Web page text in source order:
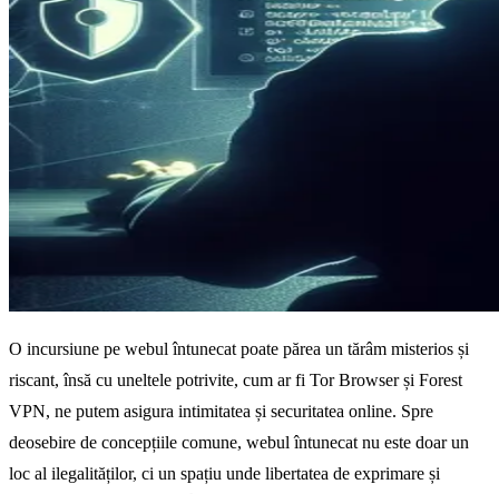
O incursiune pe webul întunecat poate părea un tărâm misterios și
riscant, însă cu uneltele potrivite, cum ar fi Tor Browser și Forest
VPN, ne putem asigura intimitatea și securitatea online. Spre
deosebire de concepțiile comune, webul întunecat nu este doar un
loc al ilegalităților, ci un spațiu unde libertatea de exprimare și